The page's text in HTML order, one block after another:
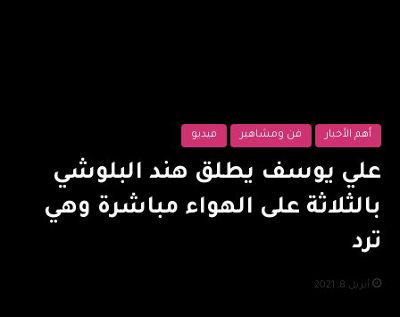
أهم الأخبار فن ومشاهير فيديو
علي يوسف يطلق هند البلوشي
بالثلاثة على الهواء مباشرة وهي
ترد
أبريل 8, 2021